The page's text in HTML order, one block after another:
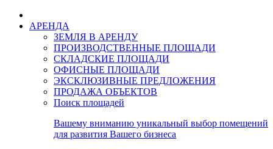
АРЕНДА
ЗЕМЛЯ В АРЕНДУ
ПРОИЗВОДСТВЕННЫЕ ПЛОЩАДИ
СКЛАДСКИЕ ПЛОЩАДИ
ОФИСНЫЕ ПЛОЩАДИ
ЭКСКЛЮЗИВНЫЕ ПРЕДЛОЖЕНИЯ
ПРОДАЖА ОБЪЕКТОВ
Поиск площадей
Вашему вниманию уникальный выбор помещений
для развития Вашего бизнеса